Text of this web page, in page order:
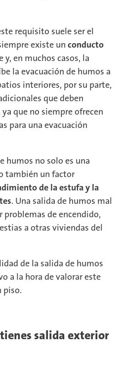
requisito suele ser el
existe un conducto
y, en muchos casos, la
la evacuación de humos a
interiores, por su parte,
que deben
que no siempre ofrecen
para una evacuación
humos no solo es una
también un factor
de la estufa y la
. Una salida de humos mal
problemas de encendido,
a otras viviendas del
de la salida de humos
a la hora de valorar este
piso.
salida exterior